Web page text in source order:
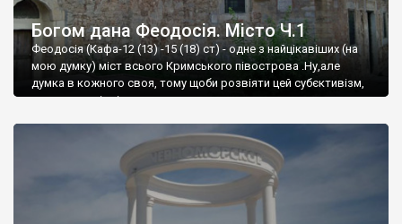
Богом дана Феодосія. Місто Ч.1
Феодосія (Кафа-12 (13) -15 (18) ст) - одне з найцікавіших (на
мою думку) міст всього Кримського півострова .Ну,але
думка в кожного своя, тому щоби розвіяти цей субєктивізм,
запрошую відвідати це